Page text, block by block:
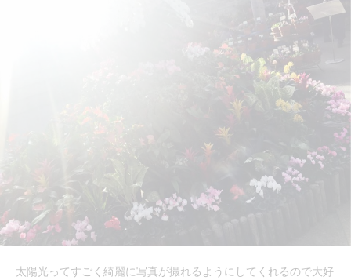
太陽光ってすごく綺麗に写真が撮れるようにしてくれるので大好